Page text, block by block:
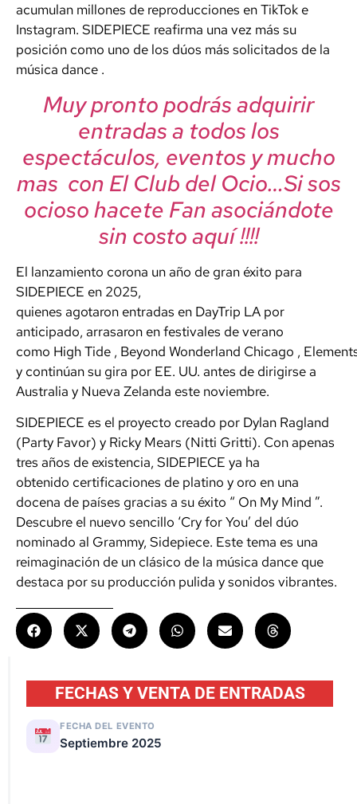
acumulan millones de reproducciones en TikTok e
Instagram. SIDEPIECE reafirma una vez más su
posición como uno de los dúos más solicitados de la
música dance .
Muy pronto podrás adquirir
entradas a todos los
espectáculos, eventos y mucho
mas con El Club del Ocio…Si sos
ocioso hacete Fan asociándote
sin costo aquí !!!!
El lanzamiento corona un año de gran éxito para
SIDEPIECE en 2025,
quienes agotaron entradas en DayTrip LA por
anticipado, arrasaron en festivales de verano
como HighTide , Beyond Wonderland Chicago ,
y continúan su gira por EE. UU. antes de dirigirse a
Australia y Nueva Zelanda este noviembre.
SIDEPIECE es el proyecto creado por Dylan Ragland
(Party Favor) y Ricky Mears (Nitti Gritti). Con apenas
tres años de existencia, SIDEPIECE ya ha
obtenido certificaciones de platino y oro en una
docena de países gracias a su éxito “ On My Mind ”.
Descubre el nuevo sencillo ‘Cry for You’ del dúo
nominado al Grammy, Sidepiece. Este tema es una
reimaginación de un clásico de la música dance que
destaca por su producción pulida y sonidos vibrantes.
FECHAS Y VENTA DE ENTRADAS
FECHA DEL EVENTO
Septiembre 2025